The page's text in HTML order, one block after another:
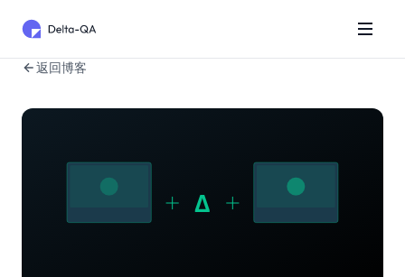
返回博客